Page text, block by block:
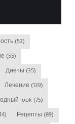
(53)
(55)
Диеты (35)
Лечение (139)
Модный look (75)
Рецепты (89)